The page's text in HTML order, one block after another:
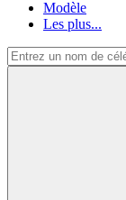
Modèle
Les plus...